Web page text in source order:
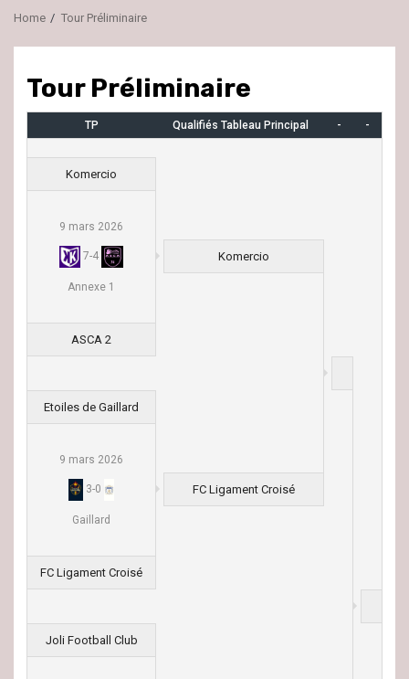
Home Tour Préliminaire
Tour Préliminaire
TP Qualifiés Tableau Principal - -
Komercio
9 mars 2026
7-4
Annexe 1
Komercio
ASCA 2
Etoiles de Gaillard
9 mars 2026
3-0
Gaillard
FC Ligament Croisé
FC Ligament Croisé
Joli Football Club